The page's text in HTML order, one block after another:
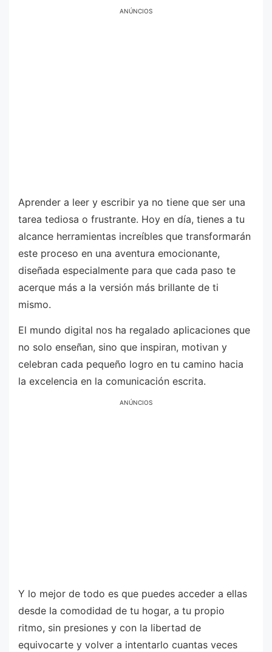
ANÚNCIOS
Aprender a leer y escribir ya no tiene que ser una
tarea tediosa o frustrante. Hoy en día, tienes a tu
alcance herramientas increíbles que transformarán
este proceso en una aventura emocionante,
diseñada especialmente para que cada paso te
acerque más a la versión más brillante de ti
mismo.
El mundo digital nos ha regalado aplicaciones que
no solo enseñan, sino que inspiran, motivan y
celebran cada pequeño logro en tu camino hacia
la excelencia en la comunicación escrita.
ANÚNCIOS
Y lo mejor de todo es que puedes acceder a ellas
desde la comodidad de tu hogar, a tu propio
ritmo, sin presiones y con la libertad de
equivocarte y volver a intentarlo cuantas veces